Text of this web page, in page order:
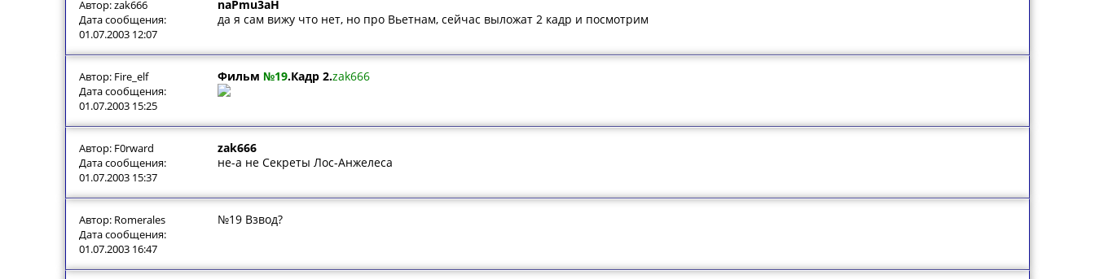
Автор: zak666
Дата сообщения:
01.07.2003 12:07
naPmu3aH
да я сам вижу что нет, но про Вьетнам, сейчас выложат 2 кадр и посмотрим
Автор: Fire_elf
Дата сообщения:
01.07.2003 15:25
Фильм №19.Кадр 2.zak666
Автор: F0rward
Дата сообщения:
01.07.2003 15:37
zak666
не-а не Секреты Лос-Анжелеса
Автор: Romerales
Дата сообщения:
01.07.2003 16:47
№19 Взвод?